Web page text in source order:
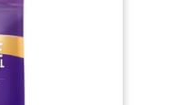
DURÉE : 1000 G = 293
créatine monohydrate. 293
pour un excellent rapport
prix pour les sportifs
entraînés régulièrement.
SPÉCIALISÉE DANS